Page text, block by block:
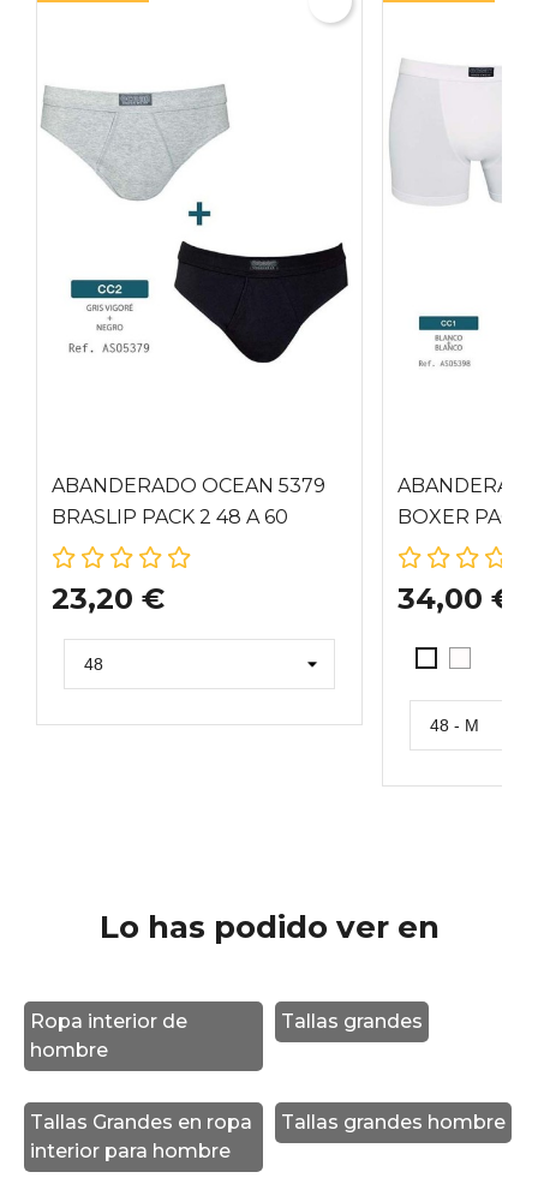
ABANDERADO OCEAN 5379
BRASLIP PACK 2 48 A 60
GRIS_NEGRO
23,20 €
BOXER PACK
34,00 €
BLANCO
BLANCO
Lo has podido ver en
Ropa interior de
hombre
Tallas grandes
Tallas Grandes en ropa
interior para hombre
Tallas grandes hombre